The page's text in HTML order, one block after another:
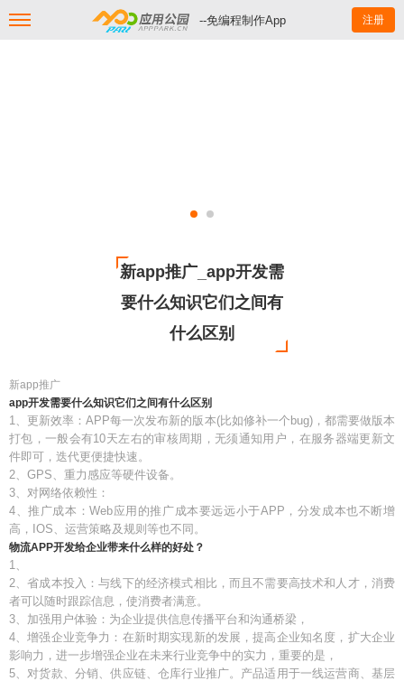
--免编程制作App 注册
新app推广_app开发需
要什么知识它们之间有
什么区别
新app推广
app开发需要什么知识它们之间有什么区别
1、更新效率：APP每一次发布新的版本(比如修补一个bug)，都需要做版本
打包，一般会有10天左右的审核周期，无须通知用户，在服务器端更新文
件即可，迭代更便捷快速。
2、GPS、重力感应等硬件设备。
3、对网络依赖性：
4、推广成本：Web应用的推广成本要远远小于APP，分发成本也不断增
高，IOS、运营策略及规则等也不同。
物流APP开发给企业带来什么样的好处？
1、
2、省成本投入：与线下的经济模式相比，而且不需要高技术和人才，消费
者可以随时跟踪信息，使消费者满意。
3、加强用户体验：为企业提供信息传播平台和沟通桥梁，
4、增强企业竞争力：在新时期实现新的发展，提高企业知名度，扩大企业
影响力，进一步增强企业在未来行业竞争中的实力，重要的是，
5、对货款、分销、供应链、仓库行业推广。产品适用于一线运营商、基层